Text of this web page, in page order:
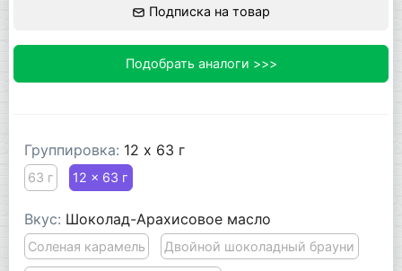
Подписка на товар
Подобрать аналоги >>>
Группировка: 12 x 63 г
63 г 12 x 63 г
Вкус: Шоколад-Арахисовое масло
Соленая карамель Двойной шоколадный брауни